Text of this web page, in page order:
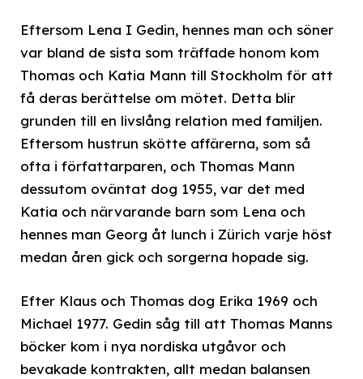
Eftersom Lena I Gedin, hennes man och söner
var bland de sista som träffade honom kom
Thomas och Katia Mann till Stockholm för att
få deras berättelse om mötet. Detta blir
grunden till en livslång relation med familjen.
Eftersom hustrun skötte affärerna, som så
ofta i författarparen, och Thomas Mann
dessutom oväntat dog 1955, var det med
Katia och närvarande barn som Lena och
hennes man Georg åt lunch i Zürich varje höst
medan åren gick och sorgerna hopade sig.
Efter Klaus och Thomas dog Erika 1969 och
Michael 1977. Gedin såg till att Thomas Manns
böcker kom i nya nordiska utgåvor och
bevakade kontrakten, allt medan balansen